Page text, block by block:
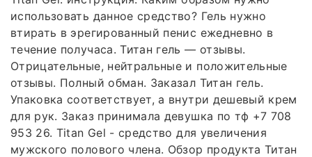
использовать данное средство? Гель нужно
втирать в эрегированный пенис ежедневно в
течение получаса. Титан гель — отзывы.
Отрицательные, нейтральные и положительные
отзывы. Полный обман. Заказал Титан гель.
Упаковка соответствует, а внутри дешевый крем
для рук. Заказ принимала девушка по тф +7 708
953 26. Titan Gel - средство для увеличения
мужского полового члена. Обзор продукта Титан